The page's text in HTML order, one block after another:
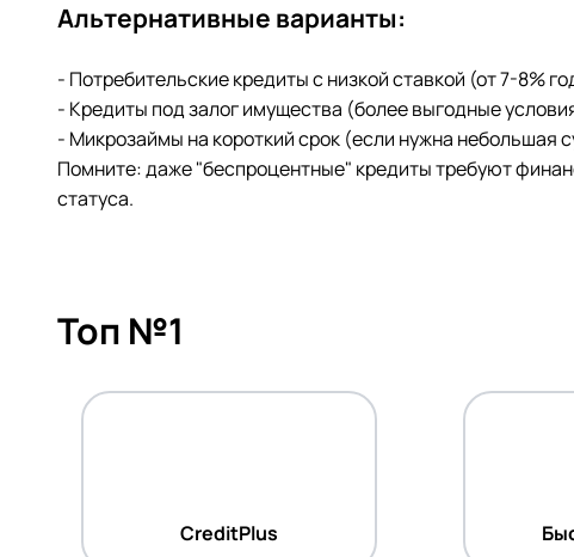
Альтернативные варианты:
- Потребительские кредиты с низкой ставкой (от 7-8%
- Кредиты под залог имущества (более выгодные
- Микрозаймы на короткий срок (если нужна небольшая
Помните: даже "беспроцентные" кредиты требуют
статуса.
Топ №1
CreditPlus